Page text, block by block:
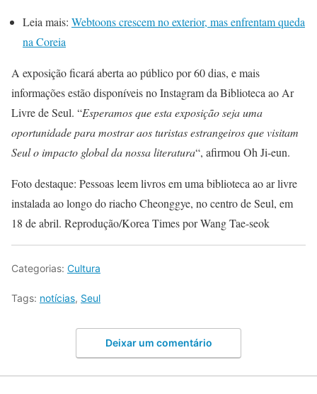
Leia mais: Webtoons crescem no exterior, mas enfrentam queda
na Coreia
A exposição ficará aberta ao público por 60 dias, e mais
informações estão disponíveis no Instagram da Biblioteca ao Ar
Livre de Seul. “Esperamos que esta exposição seja uma
oportunidade para mostrar aos turistas estrangeiros que visitam
Seul o impacto global da nossa literatura“, afirmou Oh Ji-eun.
Foto destaque: Pessoas leem livros em uma biblioteca ao ar livre
instalada ao longo do riacho Cheonggye, no centro de Seul, em
18 de abril. Reprodução/Korea Times por Wang Tae-seok
Categorias: Cultura
Tags: notícias, Seul
Deixar um comentário